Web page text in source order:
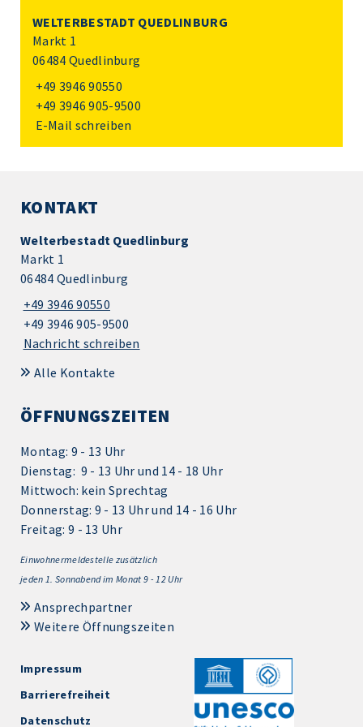
WELTERBESTADT QUEDLINBURG
Markt 1
06484 Quedlinburg
+49 3946 90550
+49 3946 905-9500
E-Mail schreiben
KONTAKT
Welterbestadt Quedlinburg
Markt 1
06484 Quedlinburg
+49 3946 90550
+49 3946 905-9500
Nachricht schreiben
Alle Kontakte
ÖFFNUNGSZEITEN
Montag: 9 - 13 Uhr
Dienstag: 9 - 13 Uhr und 14 - 18 Uhr
Mittwoch: kein Sprechtag
Donnerstag: 9 - 13 Uhr und 14 - 16 Uhr
Freitag: 9 - 13 Uhr
Einwohnermeldestelle zusätzlich
jeden 1. Sonnabend im Monat 9 - 12 Uhr
Ansprechpartner
Weitere Öffnungszeiten
Impressum
Barrierefreiheit
Datenschutz